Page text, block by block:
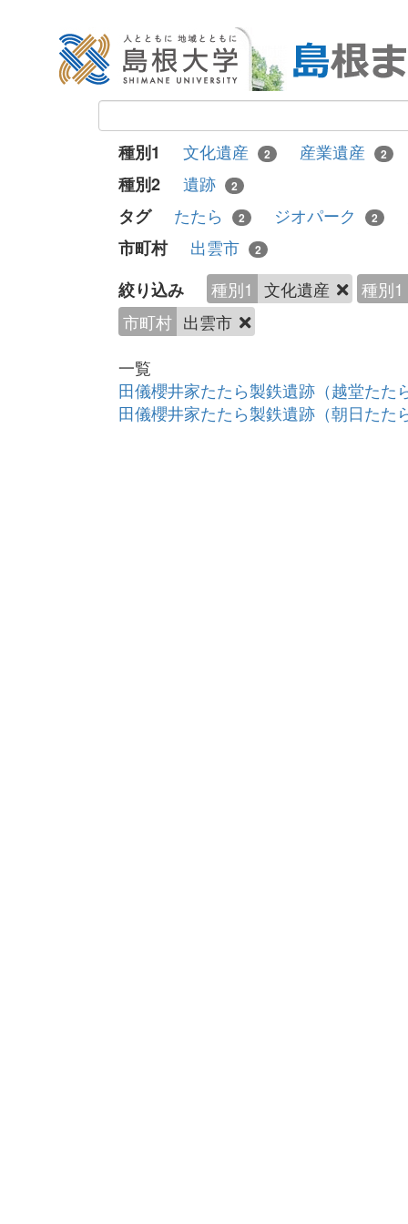
種別1 文化遺産 2 産業遺産 2
種別2 遺跡 2
タグ たたら 2 ジオパーク 2
市町村
出雲市 2
絞り込み 種別1 文化遺産
種別1
市町村 出雲市
一覧
田儀櫻井家たたら製鉄遺跡（越堂たた
田儀櫻井家たたら製鉄遺跡（朝日たた